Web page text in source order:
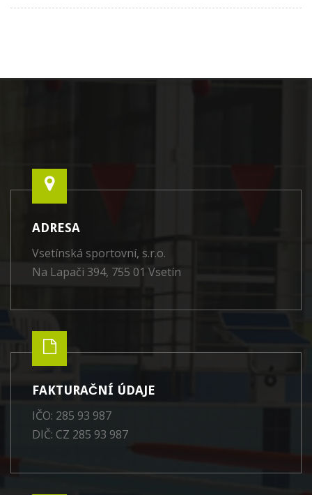
ADRESA
Vsetínská sportovní, s.r.o.
Na Lapači 394, 755 01 Vsetín
FAKTURAČNÍ ÚDAJE
IČO: 285 93 987
DIČ: CZ 285 93 987